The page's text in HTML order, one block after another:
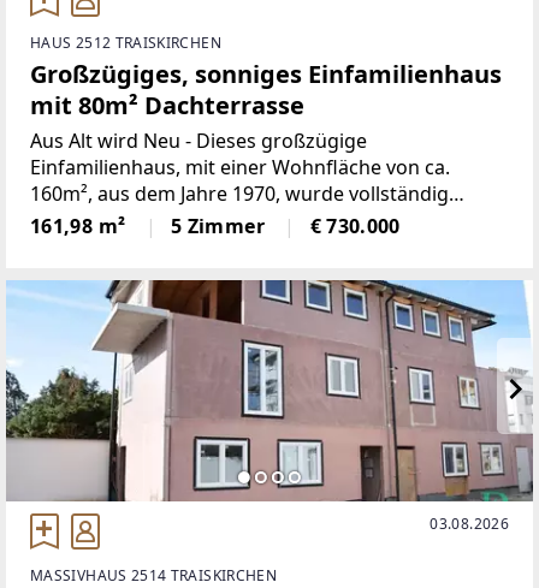
HAUS 2512 TRAISKIRCHEN
Großzügiges, sonniges Einfamilienhaus
mit 80m² Dachterrasse
Aus Alt wird Neu - Dieses großzügige
Einfamilienhaus, mit einer Wohnfläche von ca.
160m², aus dem Jahre 1970, wurde vollständig
entkernt und 2024 auf den neuesten Stand der
Technik gebracht!Über den Vorgarten führen ein
161,98 m² 5 Zimmer € 730.000
03.08.2026
MASSIVHAUS 2514 TRAISKIRCHEN